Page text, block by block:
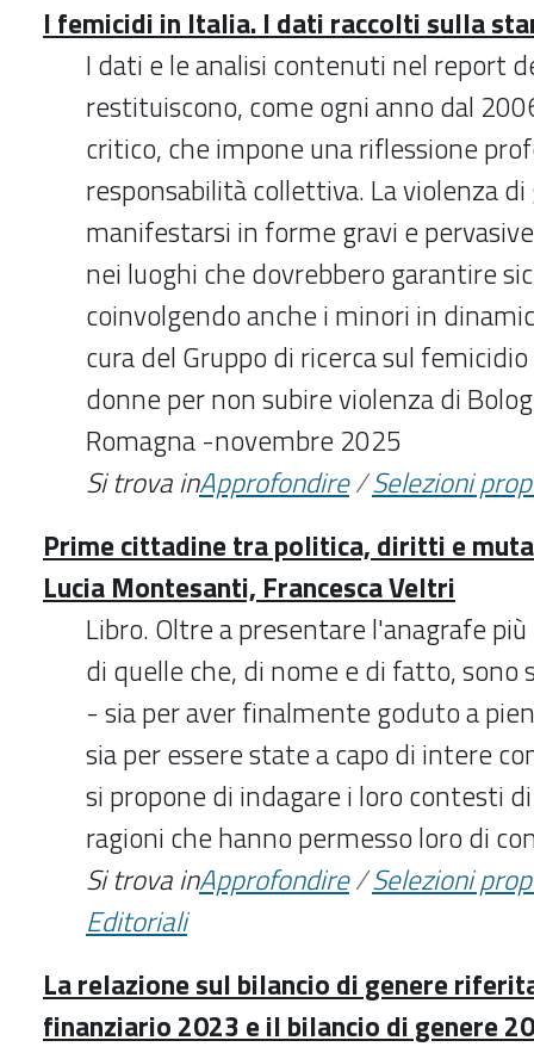
I femicidi in Italia. I dati raccolti sulla
I dati e le analisi contenuti nel report
restituiscono, come ogni anno dal
critico, che impone una riflessione
responsabilità collettiva. La violenza
manifestarsi in forme gravi e
nei luoghi che dovrebbero garantire
coinvolgendo anche i minori in
cura del Gruppo di ricerca sul
donne per non subire violenza di
Romagna -novembre 2025
Si trova inApprofondire/Selezioni
Prime cittadine tra politica, diritti e
Lucia Montesanti, Francesca Veltri
Libro. Oltre a presentare l'anagrafe
di quelle che, di nome e di fatto,
- sia per aver finalmente goduto a
sia per essere state a capo di intere
si propone di indagare i loro contesti
ragioni che hanno permesso loro di
Si trova inApprofondire/Selezioni
Editoriali
La relazione sul bilancio di genere
finanziario 2023 e il bilancio di genere